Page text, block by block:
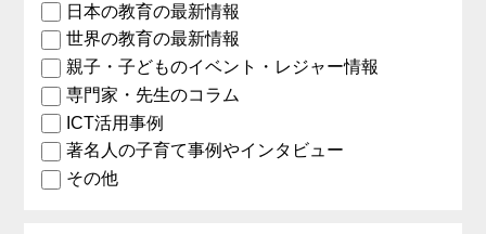
日本の教育の最新情報
世界の教育の最新情報
親子・子どものイベント・レジャー情報
専門家・先生のコラム
ICT活用事例
著名人の子育て事例やインタビュー
その他